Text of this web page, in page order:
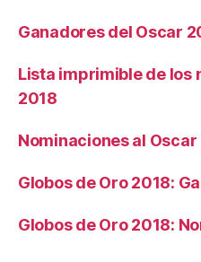
Ganadores del Oscar
Lista imprimible de los
2018
Nominaciones al Oscar
Globos de Oro 2018:
Globos de Oro 2018: